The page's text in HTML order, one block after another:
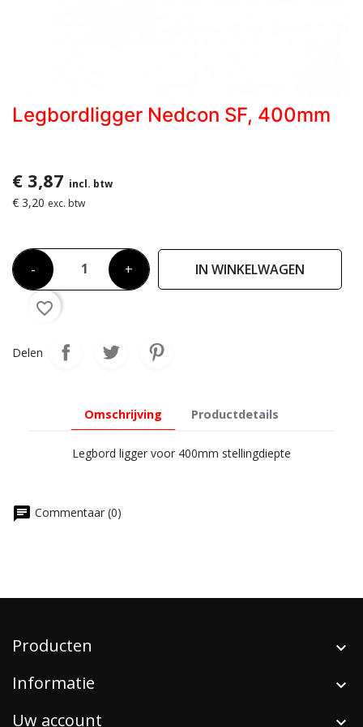
Legbordligger Nedcon SF, 400mm
€ 3,87 incl. btw
€ 3,20 exc. btw
- + IN WINKELWAGEN
favorite_border
Delen
Omschrijving Productdetails
Legbord ligger voor 400mm stellingdiepte
chat Commentaar (0)
Producten
Informatie
Uw account